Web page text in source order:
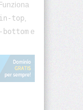
top,
e